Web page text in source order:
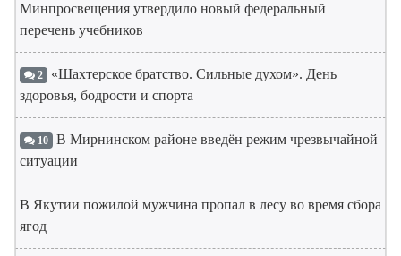
Минпросвещения утвердило новый федеральный
перечень учебников
2 «Шахтерское братство. Сильные духом». День
здоровья, бодрости и спорта
10 В Мирнинском районе введён режим чрезвычайной
ситуации
В Якутии пожилой мужчина пропал в лесу во время сбора
ягод